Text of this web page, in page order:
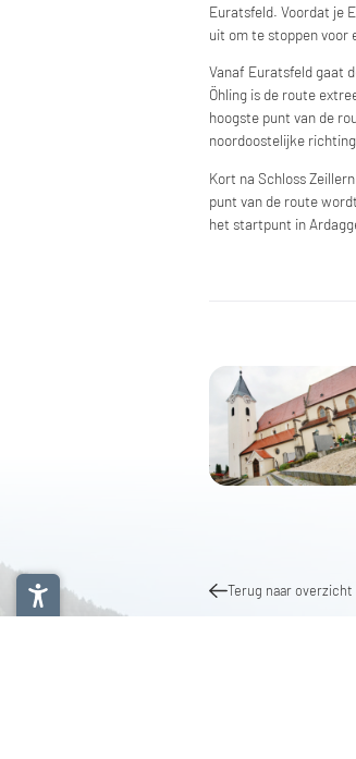
Euratsfeld. Voordat je
uit om te stoppen voor
Vanaf Euratsfeld gaat
Öhling is de route
hoogste punt van de
noordoostelijke
Kort na Schloss
punt van de route
het startpunt in
Terug naar overzicht